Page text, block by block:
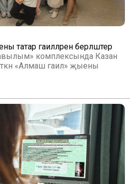
татар гаиләләрен берләштерә
комплексында Казан
«Алмаш гаилә» җыены